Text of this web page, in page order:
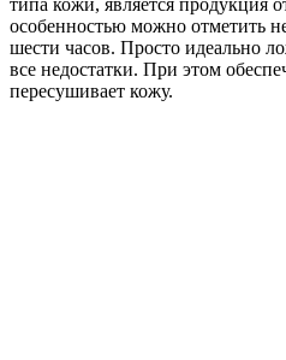
типа кожи, является продукция
особенностью можно отметить
шести часов. Просто идеально
все недостатки. При этом
пересушивает кожу.